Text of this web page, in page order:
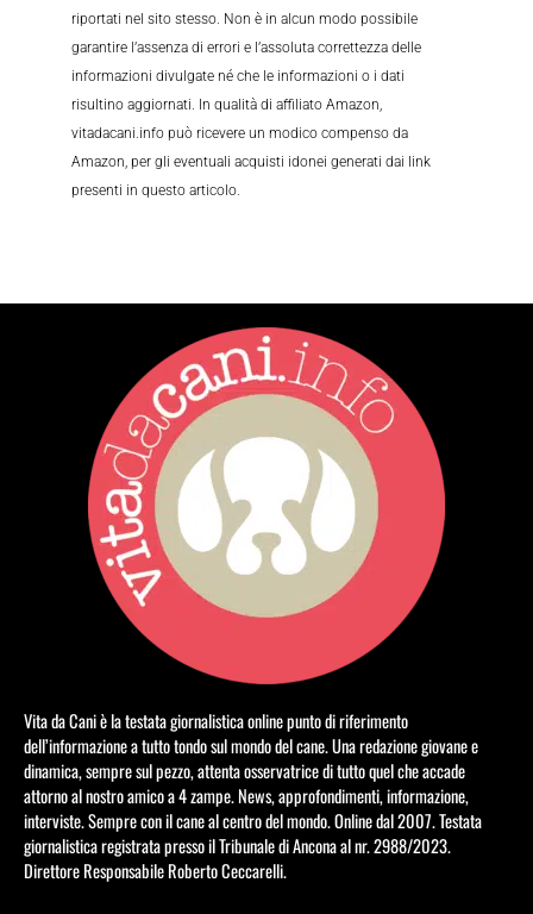
riportati nel sito stesso. Non è in alcun modo possibile
garantire l’assenza di errori e l’assoluta correttezza delle
informazioni divulgate né che le informazioni o i dati
risultino aggiornati. In qualità di affiliato Amazon,
vitadacani.info può ricevere un modico compenso da
Amazon, per gli eventuali acquisti idonei generati dai link
presenti in questo articolo.
Vita da Cani è la testata giornalistica online punto di riferimento
dell’informazione a tutto tondo sul mondo del cane. Una redazione giovane e
dinamica, sempre sul pezzo, attenta osservatrice di tutto quel che accade
attorno al nostro amico a 4 zampe. News, approfondimenti, informazione,
interviste. Sempre con il cane al centro del mondo. Online dal 2007. Testata
giornalistica registrata presso il Tribunale di Ancona al nr. 2988/2023.
Direttore Responsabile Roberto Ceccarelli.